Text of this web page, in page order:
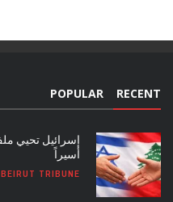
RECENT
POPULAR
أسيراً
BEIRUT TRIBUNE